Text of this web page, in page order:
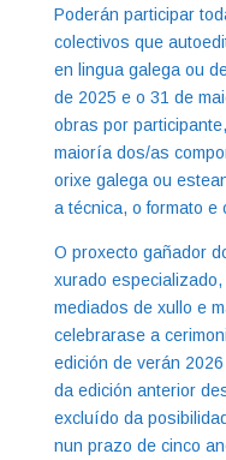
Poderán participar
colectivos que
en lingua galega ou
de 2025 e o 31 de
obras por
maioría dos/as
orixe galega ou
a técnica, o formato
O proxecto gañador
xurado
mediados de xullo e
celebrarase a
edición de verán
da edición anterior
excluído da
nun prazo de cinco